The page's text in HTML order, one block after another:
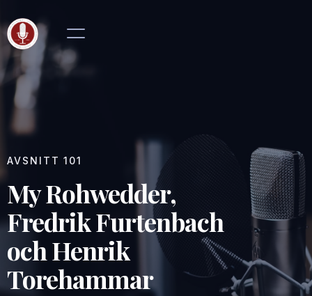
AVSNITT 101
My Rohwedder,
Fredrik Furtenbach
och Henrik
Torehammar